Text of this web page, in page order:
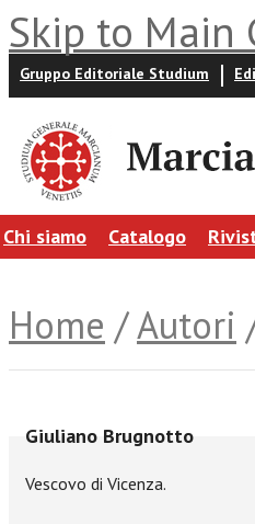
Skip to Main
Gruppo Editoriale Studium
Chi siamo Catalogo
Home /Autori
Giuliano Brugnotto
Vescovo di Vicenza.